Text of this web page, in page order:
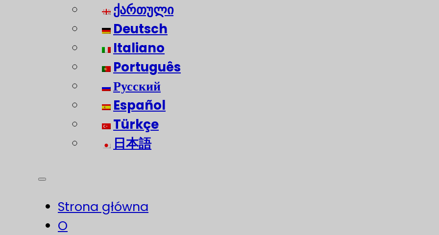
ქართული
Deutsch
Italiano
Português
Русский
Español
Türkçe
日本語
Strona główna
O